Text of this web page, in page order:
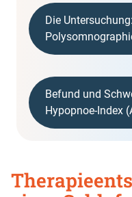
Die
Befund und
Hypopnoe-Index